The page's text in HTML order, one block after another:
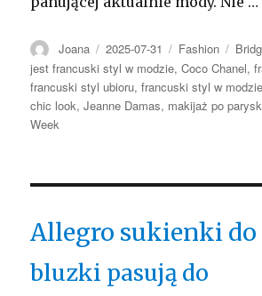
Autor
Joana Opublikowano
2025-07-31 Kategorie
Fashion Tagi
jest francuski styl w modzie,Coco Chanel,
francuski styl ubioru,francuski styl w
chic look,Jeanne Damas, makijaż po
Week
Allegro sukienki do
bluzki pasują do